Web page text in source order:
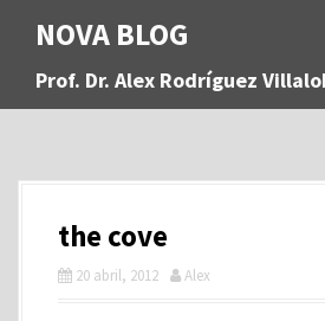
a
NOVA BLOG
Prof. Dr. Alex Rodríguez
the cove
20 abril, 2012 Alex